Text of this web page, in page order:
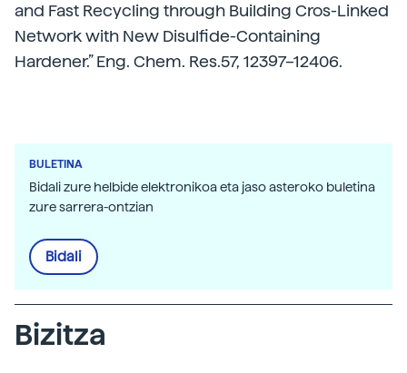
and Fast Recycling through Building Cros-Linked
Network with New Disulfide-Containing
Hardener.” Eng. Chem. Res.57, 12397–12406.
BULETINA
Bidali zure helbide elektronikoa eta jaso asteroko buletina
zure sarrera-ontzian
Bidali
Bizitza